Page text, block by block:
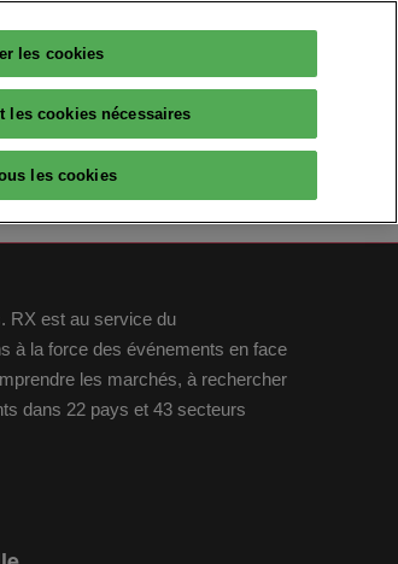
RX est au service du
à la force des événements en face
les marchés, à rechercher
dans 22 pays et 43 secteurs
les cookies
les cookies nécessaires
les cookies